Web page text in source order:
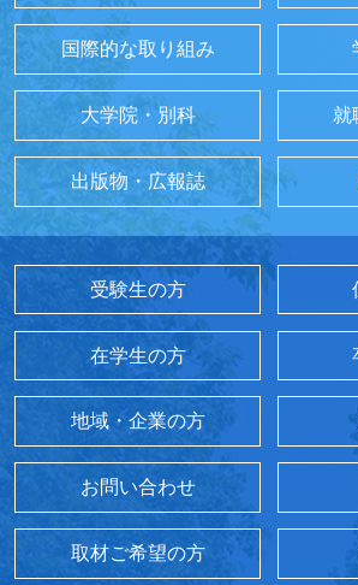
国際的な取り組み
大学院・別科 就
出版物・広報誌
受験生の方
在学生の方
地域・企業の方
お問い合わせ
取材ご希望の方